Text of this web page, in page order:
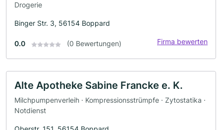
Drogerie
Binger Str. 3, 56154 Boppard
0.0 (0 Bewertungen) Firma bewerten
Alte Apotheke Sabine Francke e. K.
Milchpumpenverleih · Kompressionsstrümpfe · Zytostatika ·
Notdienst